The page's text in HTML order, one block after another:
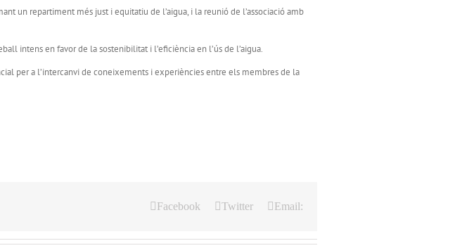
un repartiment més just i equitatiu de l’aigua, i la reunió de l’associació amb
intens en favor de la sostenibilitat i l’eficiència en l’ús de l’aigua.
per a l’intercanvi de coneixements i experiències entre els membres de la
Facebook Twitter Email: